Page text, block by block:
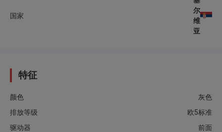
国家
尔
维
亚
特征
颜色
灰色
排放等级
欧5标准
驱动器
前面